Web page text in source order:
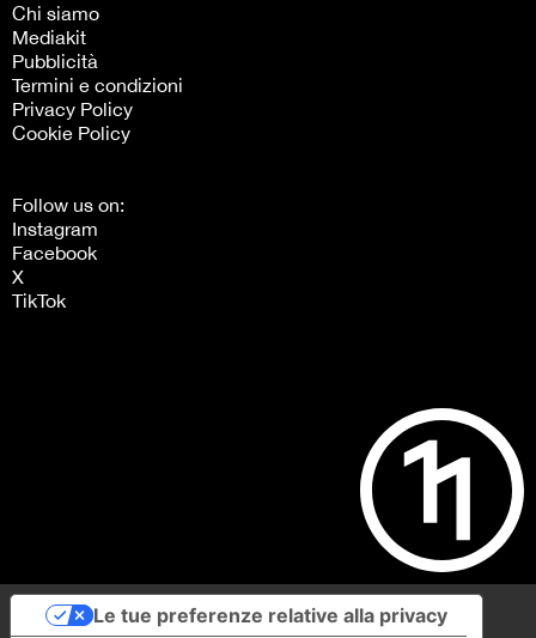
Chi siamo
Mediakit
Pubblicità
Termini e condizioni
Privacy Policy
Cookie Policy
Follow us on:
Instagram
Facebook
X
TikTok
Le tue preferenze relative alla privacy